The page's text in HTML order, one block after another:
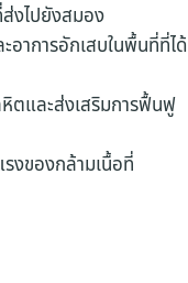
ไปยังสมอง
อาการอักเสบในพื้นที่ที่ได้
หิตและส่งเสริมการฟื้นฟู
งของกล้ามเนื้อที่